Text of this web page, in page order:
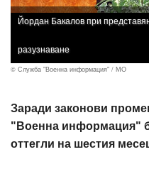
Йордан Бакалов при
разузнаване
© Служба "Военна информация" / МО
Заради законови
"Военна информация"
оттегли на шестия